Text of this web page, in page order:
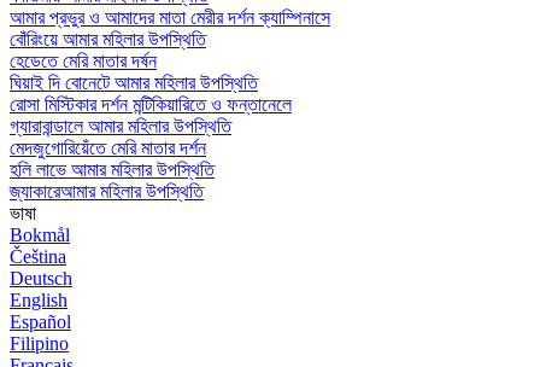
আমার প্রভুর ও আমাদের মাতা মেরীর দর্শন ক্যাম্পিনাসে
বোঁরিংয়ে আমার মহিলার উপস্থিতি
হেডেতে মেরি মাতার দর্ষন
ঘিয়াই দি বোনেটে আমার মহিলার উপস্থিতি
রোসা মিস্টিকার দর্শন মন্টিকিয়ারিতে ও ফন্তানেলে
গ্যারাবান্ডালে আমার মহিলার উপস্থিতি
মেদজুগোরিয়েঁতে মেরি মাতার দর্শন
হলি লাভে আমার মহিলার উপস্থিতি
জ্যাকারেআমার মহিলার উপস্থিতি
ভাষা
Bokmål
Čeština
Deutsch
English
Español
Filipino